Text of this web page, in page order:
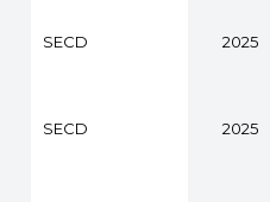
SECD 2025
SECD 2025